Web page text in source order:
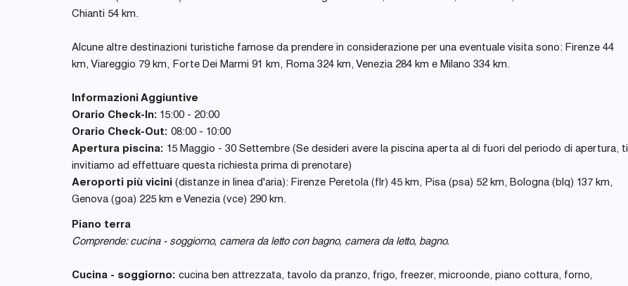
Chianti 54 km.
Alcune altre destinazioni turistiche famose da prendere in considerazione per una eventuale visita sono: Firenze 44
km, Viareggio 79 km, Forte Dei Marmi 91 km, Roma 324 km, Venezia 284 km e Milano 334 km.
Informazioni Aggiuntive
Orario Check-In: 15:00 - 20:00
Orario Check-Out: 08:00 - 10:00
Apertura piscina: 15 Maggio - 30 Settembre (Se desideri avere la piscina aperta al di fuori del periodo di apertura, ti
invitiamo ad effettuare questa richiesta prima di prenotare)
Aeroporti più vicini (distanze in linea d'aria): Firenze Peretola (flr) 45 km, Pisa (psa) 52 km, Bologna (blq) 137 km,
Genova (goa) 225 km e Venezia (vce) 290 km.
Piano terra
Comprende: cucina - soggiorno, camera da letto con bagno, camera da letto, bagno.
Cucina - soggiorno: cucina ben attrezzata, tavolo da pranzo, frigo, freezer, microonde, piano cottura, forno,